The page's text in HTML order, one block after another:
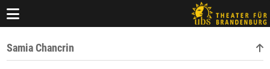
Samia Chancrin